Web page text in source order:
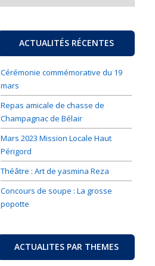
ACTUALITÉS RÉCENTES
Cérémonie commémorative du 19
mars
Repas amicale de chasse de
Champagnac de Bélair
Mars 2023 Mission Locale Haut
Périgord
Théâtre : Art de yasmina Reza
Concours de soupe : La grosse
popotte
ACTUALITES PAR THEMES